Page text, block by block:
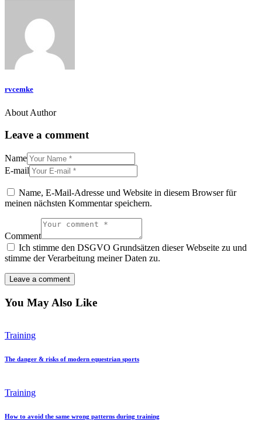
rvcemke
About Author
Leave a comment
Name
E-mail
Name, E-Mail-Adresse und Website in diesem Browser für
meinen nächsten Kommentar speichern.
Comment
Ich stimme den DSGVO Grundsätzen dieser Webseite zu und
stimme der Verarbeitung meiner Daten zu.
You May Also Like
Training
The danger & risks of modern equestrian sports
Training
How to avoid the same wrong patterns during training